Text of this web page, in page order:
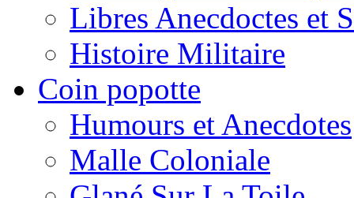
Libres Anecdoctes et
Histoire Militaire
Coin popotte
Humours et Anecdotes
Malle Coloniale